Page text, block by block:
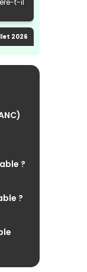
t-il
2026
?
?